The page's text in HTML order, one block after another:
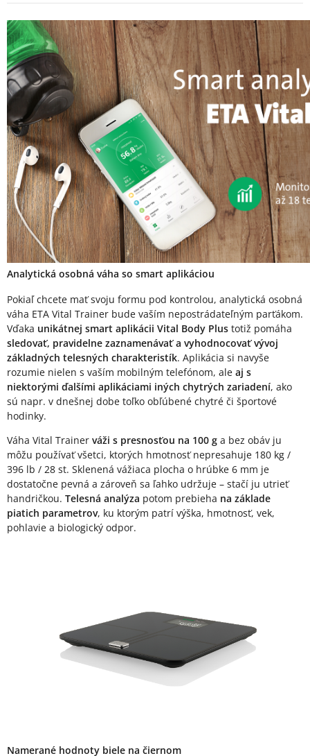
Popis produktu
Analytická osobná váha so smart aplikáciou
Pokiaľ chcete mať svoju formu pod kontrolou, analytická osobná
váha ETA Vital Trainer bude vaším nepostrádateľným parťákom.
Vďaka unikátnej smart aplikácii Vital Body Plus totiž pomáha
sledovať, pravidelne zaznamenávať a vyhodnocovať vývoj
základných telesných charakteristík. Aplikácia si navyše
rozumie nielen s vaším mobilným telefónom, ale aj s
niektorými ďalšími aplikáciami iných chytrých zariadení, ako
sú napr. v dnešnej dobe toľko obľúbené chytré či športové
hodinky.
Váha Vital Trainer váži s presnosťou na 100 g a bez obáv ju
môžu používať všetci, ktorých hmotnosť nepresahuje 180 kg /
396 lb / 28 st. Sklenená vážiaca plocha o hrúbke 6 mm je
dostatočne pevná a zároveň sa ľahko udržuje – stačí ju utrieť
handričkou. Telesná analýza potom prebieha na základe
piatich parametrov, ku ktorým patrí výška, hmotnosť, vek,
pohlavie a biologický odpor.
Namerané hodnoty biele na čiernom